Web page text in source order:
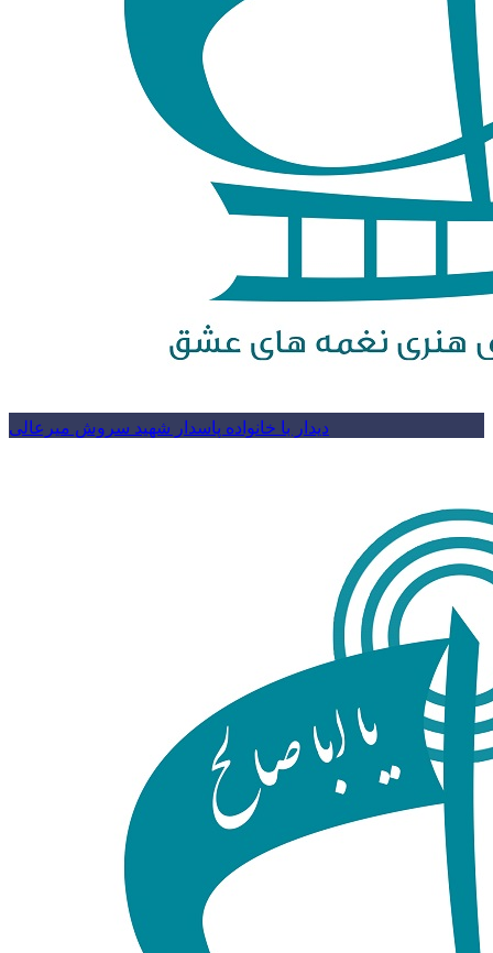
دیدار با خانواده پاسدار شهید سروش میرعالی